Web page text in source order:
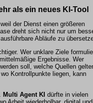
als ein neues KI-Tool
der Dienst einen größeren
dreht sich nicht nur um
Abläufe zu
Wer unklare Ziele
Ergebnisse. Wer
soll, welche Quellen
Kontrollpunkte liegen, kann
Multi Agent KI dürfte in vielen